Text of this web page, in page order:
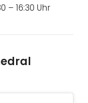
– 16:30 Uhr